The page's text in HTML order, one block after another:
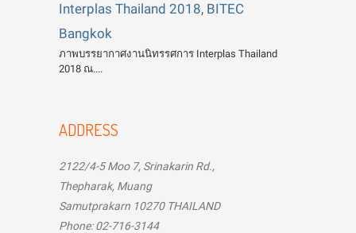
Interplas Thailand 2018, BITEC
Bangkok
ภาพบรรยากาศงานนิทรรศการ Interplas Thailand
2018 ณ....
ADDRESS
2122/4-5 Moo 7, Srinakarin Rd.,
Thepharak, Muang
Samutprakarn 10270 THAILAND
Phone: 02-716-3144